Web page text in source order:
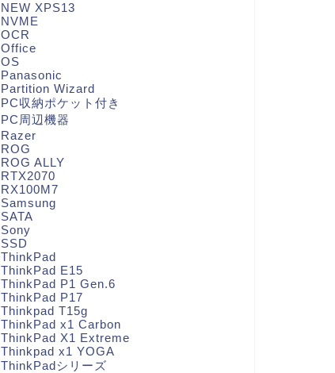
NEW XPS13
NVME
OCR
Office
OS
Panasonic
Partition Wizard
PC収納ポケット付き
PC周辺機器
Razer
ROG
ROG ALLY
RTX2070
RX100M7
Samsung
SATA
Sony
SSD
ThinkPad
ThinkPad E15
ThinkPad P1 Gen.6
ThinkPad P17
Thinkpad T15g
ThinkPad x1 Carbon
ThinkPad X1 Extreme
Thinkpad x1 YOGA
ThinkPadシリーズ